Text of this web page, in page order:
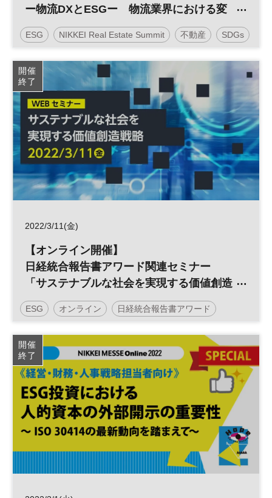
ー物流DXとESGー 物流業界における変
革アプローチ
ESG NIKKEI Real Estate Summit 不動産 SDGs
EC 物流 DX
参加無料
開催
終了
2022/3/11(金)
【オンライン開催】
日経統合報告書アワード関連セミナー
「サステナブルな社会を実現する価値創造
戦略」
ESG オンライン 日経統合報告書アワード
統合報告書 投資 IR
参加無料
開催
終了